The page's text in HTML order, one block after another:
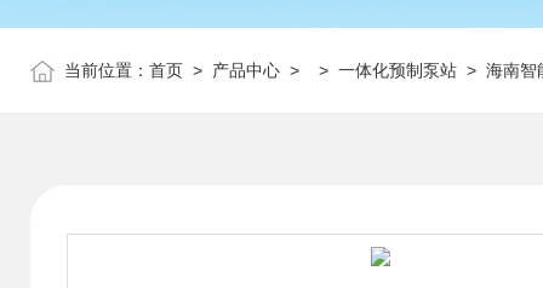
当前位置： 首页 > 产品中心 > > 一体化预制泵站 > 海南智